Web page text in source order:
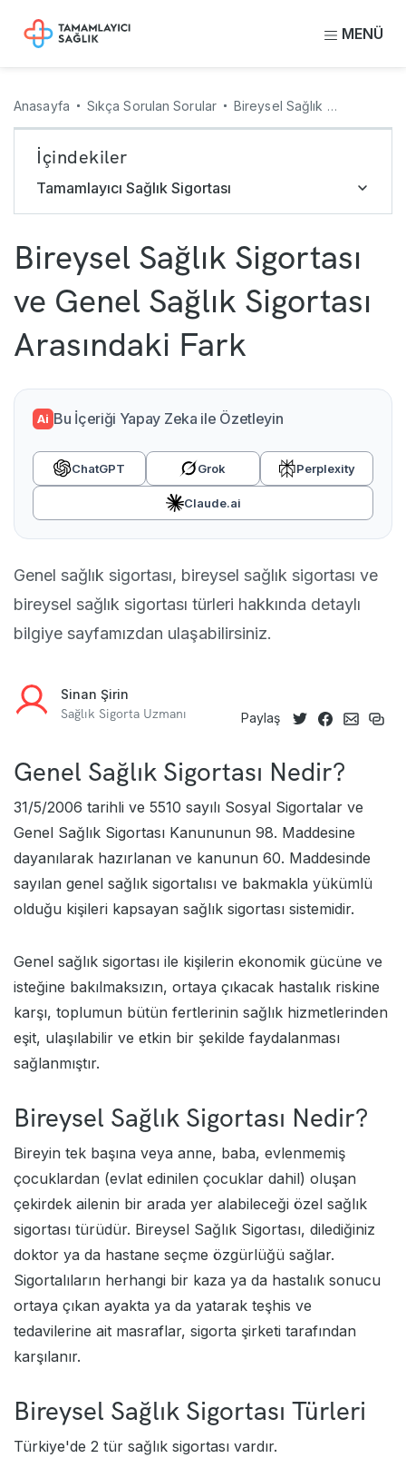
MENÜ
Anasayfa Sıkça Sorulan Sorular Bireysel Sağlık Sigortası ve Genel Sağlık Sigortası Arasındaki Fark
İçindekiler
Tamamlayıcı Sağlık Sigortası
Bireysel Sağlık Sigortası
ve Genel Sağlık Sigortası
Arasındaki Fark
Ai Bu İçeriği Yapay Zeka ile Özetleyin
ChatGPT Grok Perplexity
Claude.ai
Genel sağlık sigortası, bireysel sağlık sigortası ve
bireysel sağlık sigortası türleri hakkında detaylı
bilgiye sayfamızdan ulaşabilirsiniz.
Sinan Şirin
Sağlık Sigorta Uzmanı Paylaş
Genel Sağlık Sigortası Nedir?
31/5/2006 tarihli ve 5510 sayılı Sosyal Sigortalar ve
Genel Sağlık Sigortası Kanununun 98. Maddesine
dayanılarak hazırlanan ve kanunun 60. Maddesinde
sayılan genel sağlık sigortalısı ve bakmakla yükümlü
olduğu kişileri kapsayan sağlık sigortası sistemidir.
Genel sağlık sigortası ile kişilerin ekonomik gücüne ve
isteğine bakılmaksızın, ortaya çıkacak hastalık riskine
karşı, toplumun bütün fertlerinin sağlık hizmetlerinden
eşit, ulaşılabilir ve etkin bir şekilde faydalanması
sağlanmıştır.
Bireysel Sağlık Sigortası Nedir?
Bireyin tek başına veya anne, baba, evlenmemiş
çocuklardan (evlat edinilen çocuklar dahil) oluşan
çekirdek ailenin bir arada yer alabileceği özel sağlık
sigortası türüdür. Bireysel Sağlık Sigortası, dilediğiniz
doktor ya da hastane seçme özgürlüğü sağlar.
Sigortalıların herhangi bir kaza ya da hastalık sonucu
ortaya çıkan ayakta ya da yatarak teşhis ve
tedavilerine ait masraflar, sigorta şirketi tarafından
karşılanır.
Bireysel Sağlık Sigortası Türleri
Türkiye'de 2 tür sağlık sigortası vardır.